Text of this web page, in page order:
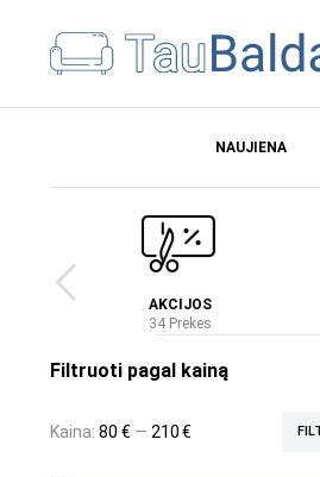
NAUJIENA
AKCIJOS
34 Prekes
Filtruoti pagal kainą
Kaina: 80 € — 210 €